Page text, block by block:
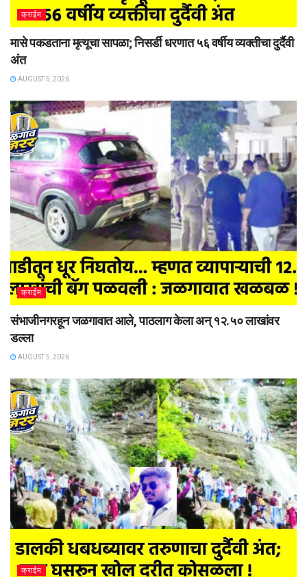
क्राईम
मासे पकडताना मृत्यूचा सापळा; निसर्डी धरणात ५६ वर्षीय व्यक्तीचा दुर्दैवी
अंत
AUGUST 5, 2026
क्राईम
संभाजीनगरहून जळगावात आले, पाठलाग केला अन् १२.५० लाखांवर
डल्ला
AUGUST 5, 2026
क्राईम